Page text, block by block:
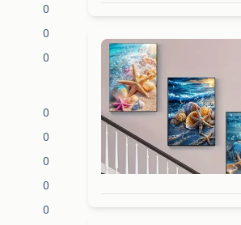
0
0
0
0
0
0
0
0